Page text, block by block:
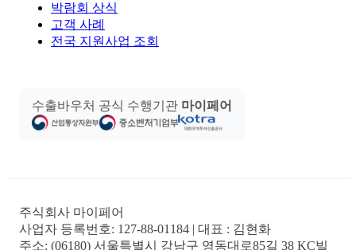
박람회 상식
고객 사례
전국 지원사업 조회
수출바우처 공식 수행기관 마이페어
주식회사 마이페어
사업자 등록번호: 127-88-01184 | 대표 : 김현화
주소: (06180) 서울특별시 강남구 영동대로85길 38 KC빌